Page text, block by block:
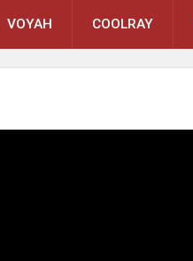
VOYAH COOLRAY